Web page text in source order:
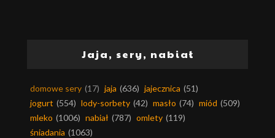
Jaja, sery, nabiał
domowe sery (17) jaja (636) jajecznica (51)
jogurt (554) lody-sorbety (42) masło (74) miód (509)
mleko (1006) nabiał (787) omlety (119)
śniadania (1063)